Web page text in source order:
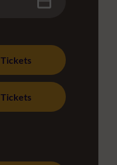
Tickets
Tickets